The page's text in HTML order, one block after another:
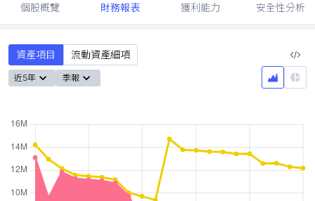
個股概覽 財務報表 獲利能力 安全性分析
資產項目 流動資產細項
近5年 季報